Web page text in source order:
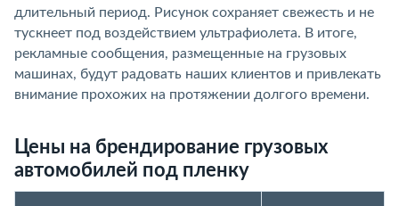
длительный период. Рисунок сохраняет свежесть и не
тускнеет под воздействием ультрафиолета. В итоге,
рекламные сообщения, размещенные на грузовых
машинах, будут радовать наших клиентов и привлекать
внимание прохожих на протяжении долгого времени.
Цены на брендирование грузовых
автомобилей под пленку